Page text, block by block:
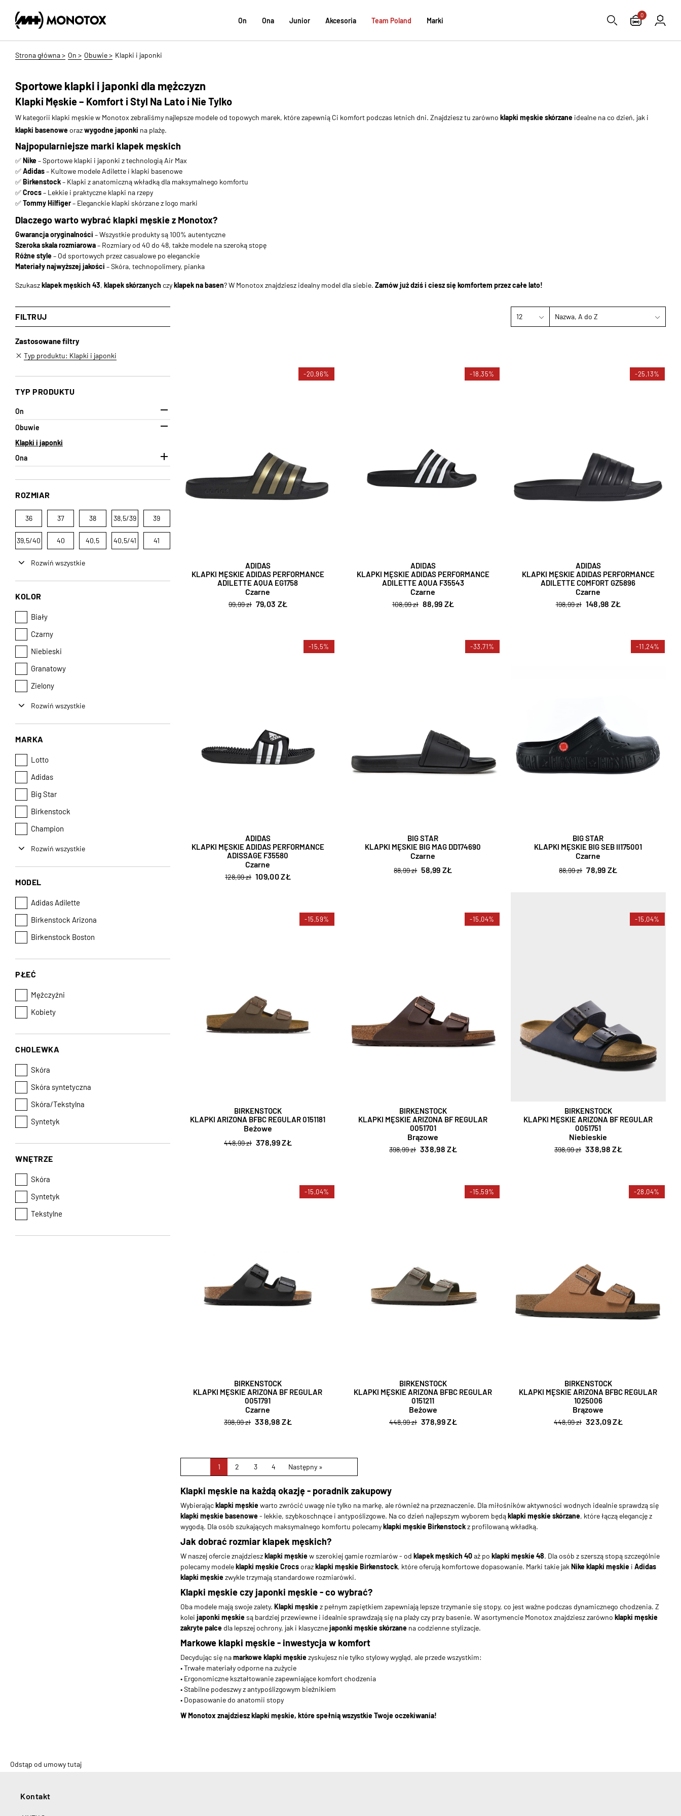
On Ona Junior Akcesoria Team Poland Marki
0
Strona główna > On > Obuwie > Klapki i japonki
Sportowe klapki i japonki dla mężczyzn
Klapki Męskie – Komfort i Styl Na Lato i Nie Tylko
W kategorii klapki męskie w Monotox zebraliśmy najlepsze modele od topowych marek, które zapewnią Ci komfort podczas letnich dni. Znajdziesz tu zarówno klapki męskie skórzane idealne na co dzień, jak i
klapki basenoweorazwygodne japonki na plażę.
Najpopularniejsze marki klapek męskich
✅Nike– Sportowe klapki i japonki z technologią Air Max
✅Adidas– Kultowe modele Adilette i klapki basenowe
✅Birkenstock– Klapki z anatomiczną wkładką dla maksymalnego komfortu
✅Crocs– Lekkie i praktyczne klapki na rzepy
✅Tommy Hilfiger– Eleganckie klapki skórzane z logo marki
Dlaczego warto wybrać klapki męskie z Monotox?
Gwarancja oryginalności – Wszystkie produkty są 100% autentyczne
Szeroka skala rozmiarowa– Rozmiary od 40 do 48, także modele na szeroką stopę
Różne style– Od sportowych przez casualowe po eleganckie
Materiały najwyższej jakości – Skóra, technopolimery, pianka
Szukaszklapek męskich 43, klapek skórzanych czyklapek na basen? W Monotox znajdziesz idealny model dla siebie. Zamów już dziś i ciesz się komfortem przez całe lato!
FILTRUJ
Zastosowane filtry
Typ produktu: Klapki i japonki
TYP PRODUKTU

On

Obuwie
Klapki i japonki

Ona
ROZMIAR
36 37 38 38,5/39 39
39,5/40 40 40,5 40,5/41 41
Rozwiń wszystkie
KOLOR
Biały
Czarny
Niebieski
Granatowy
Zielony
Rozwiń wszystkie
MARKA
Lotto
Adidas
Big Star
Birkenstock
Champion
Rozwiń wszystkie
MODEL
Adidas Adilette
Birkenstock Arizona
Birkenstock Boston
PŁEĆ
Mężczyźni
Kobiety
CHOLEWKA
Skóra
Skóra syntetyczna
Skóra/Tekstylna
Syntetyk
WNĘTRZE
Skóra
Syntetyk
Tekstylne
12 Nazwa, A do Z
-20,96%
ADIDAS
KLAPKI MĘSKIE ADIDAS PERFORMANCE
ADILETTE AQUA EG1758
Czarne
99,99 zł 79,03 ZŁ
-18,35%
ADIDAS
KLAPKI MĘSKIE ADIDAS PERFORMANCE
ADILETTE AQUA F35543
Czarne
108,99 zł 88,99 ZŁ
-25,13%
ADIDAS
KLAPKI MĘSKIE ADIDAS PERFORMANCE
ADILETTE COMFORT GZ5896
Czarne
198,99 zł 148,98 ZŁ
-15,5%
ADIDAS
KLAPKI MĘSKIE ADIDAS PERFORMANCE
ADISSAGE F35580
Czarne
128,99 zł 109,00 ZŁ
-33,71%
BIG STAR
KLAPKI MĘSKIE BIG MAG DD174690
Czarne
88,99 zł 58,99 ZŁ
-11,24%
BIG STAR
KLAPKI MĘSKIE BIG SEB II175001
Czarne
88,99 zł 78,99 ZŁ
-15,59%
BIRKENSTOCK
KLAPKI ARIZONA BFBC REGULAR 0151181
Beżowe
448,99 zł 378,99 ZŁ
-15,04%
BIRKENSTOCK
KLAPKI MĘSKIE ARIZONA BF REGULAR
0051701
Brązowe
398,99 zł 338,98 ZŁ
-15,04%
BIRKENSTOCK
KLAPKI MĘSKIE ARIZONA BF REGULAR
0051751
Niebieskie
398,99 zł 338,98 ZŁ
-15,04%
BIRKENSTOCK
KLAPKI MĘSKIE ARIZONA BF REGULAR
0051791
Czarne
398,99 zł 338,98 ZŁ
-15,59%
BIRKENSTOCK
KLAPKI MĘSKIE ARIZONA BFBC REGULAR
0151211
Beżowe
448,99 zł 378,99 ZŁ
-28,04%
BIRKENSTOCK
KLAPKI MĘSKIE ARIZONA BFBC REGULAR
1025006
Brązowe
448,99 zł 323,09 ZŁ
1 2 3 4 Następny »
Klapki męskie na każdą okazję - poradnik zakupowy
Wybierającklapki męskiewarto zwrócić uwagę nie tylko na markę, ale również na przeznaczenie. Dla miłośników aktywności wodnych idealnie sprawdzą się
klapki męskie basenowe- lekkie, szybkoschnące i antypoślizgowe. Na co dzień najlepszym wyborem będąklapki męskie skórzane, które łączą elegancję z
wygodą. Dla osób szukających maksymalnego komfortu polecamyklapki męskie Birkenstockz profilowaną wkładką.
Jak dobrać rozmiar klapek męskich?
W naszej ofercie znajdzieszklapki męskiew szerokiej gamie rozmiarów - od klapek męskich 40aż po klapki męskie 48. Dla osób z szerszą stopą szczególnie
polecamy modeleklapki męskie Crocsorazklapki męskie Birkenstock, które oferują komfortowe dopasowanie. Marki takie jak Nike klapki męskie i Adidas
klapki męskiezwykle trzymają standardowe rozmiarówki.
Klapki męskie czy japonki męskie - co wybrać?
Oba modele mają swoje zalety. Klapki męskiez pełnym zapiętkiem zapewniają lepsze trzymanie się stopy, co jest ważne podczas dynamicznego chodzenia. Z
kolei japonki męskiesą bardziej przewiewne i idealnie sprawdzają się na plaży czy przy basenie. W asortymencie Monotox znajdziesz zarówno klapki męskie
zakryte palce dla lepszej ochrony, jak i klasycznejaponki męskie skórzane na codzienne stylizacje.
Markowe klapki męskie - inwestycja w komfort
Decydując się namarkowe klapki męskiezyskujesz nie tylko stylowy wygląd, ale przede wszystkim:
• Trwałe materiały odporne na zużycie
• Ergonomiczne kształtowanie zapewniające komfort chodzenia
• Stabilne podeszwy z antypoślizgowym bieżnikiem
• Dopasowanie do anatomii stopy
W Monotox znajdziesz klapki męskie, które spełnią wszystkie Twoje oczekiwania!
Odstąp od umowy tutaj
Kontakt